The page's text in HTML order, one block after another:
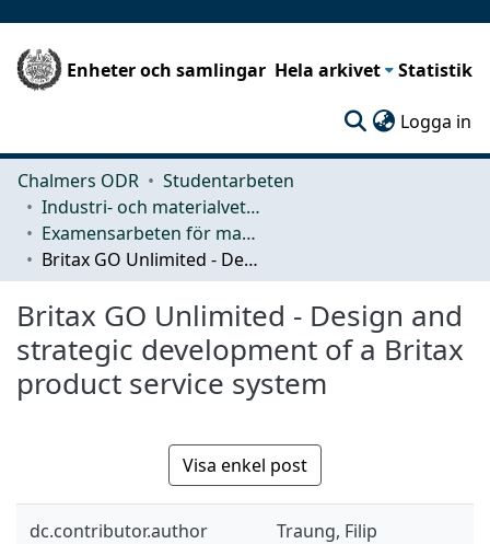
Enheter och samlingar Hela arkivet Statistik
Logga in
Chalmers ODR
Studentarbeten
Industri- och materialvetenskap (IMS)
Examensarbeten för masterexamen
Britax GO Unlimited - Design and strategic development of a Britax product service system
Britax GO Unlimited - Design and
strategic development of a Britax
product service system
Visa enkel post
dc.contributor.author Traung, Filip